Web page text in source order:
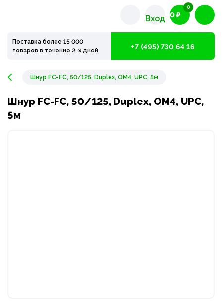
Вход 0 ₽
0
Поставка более 15 000
товаров в течение 2-х дней
+7 (495) 730 64 16
Шнур FC-FC, 50/125, Duplex, OM4, UPC, 5м
Шнур FC-FC, 50/125, Duplex, OM4, UPC,
5м